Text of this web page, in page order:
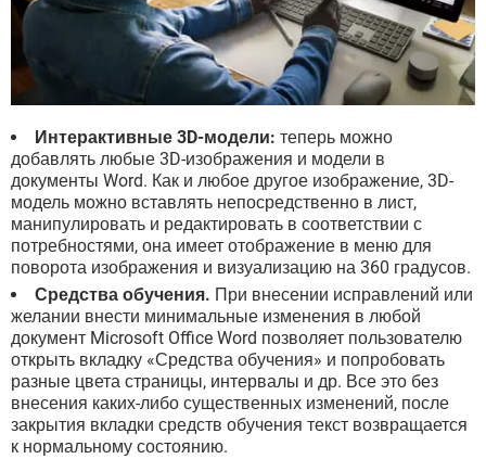
Интерактивные 3D-модели: теперь можно
добавлять любые 3D-изображения и модели в
документы Word. Как и любое другое изображение, 3D-
модель можно вставлять непосредственно в лист,
манипулировать и редактировать в соответствии с
потребностями, она имеет отображение в меню для
поворота изображения и визуализацию на 360 градусов.
Средства обучения. При внесении исправлений или
желании внести минимальные изменения в любой
документ Microsoft Office Word позволяет пользователю
открыть вкладку «Средства обучения» и попробовать
разные цвета страницы, интервалы и др. Все это без
внесения каких-либо существенных изменений, после
закрытия вкладки средств обучения текст возвращается
к нормальному состоянию.